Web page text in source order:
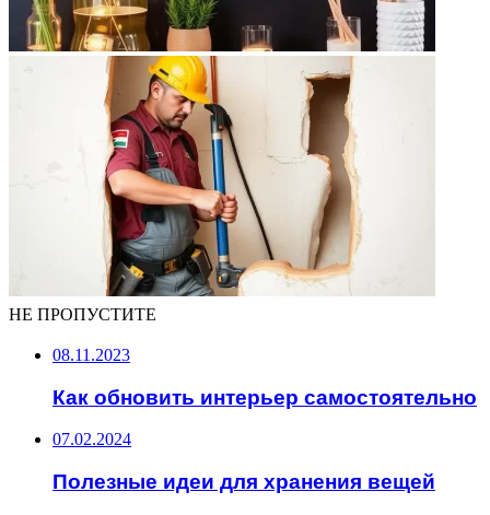
НЕ ПРОПУСТИТЕ
08.11.2023
Как обновить интерьер самостоятельно
07.02.2024
Полезные идеи для хранения вещей